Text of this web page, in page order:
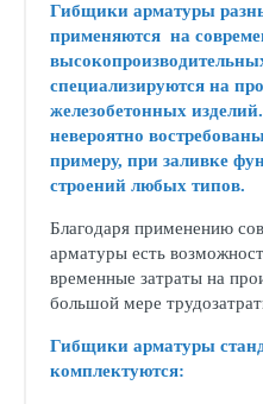
Гибщики арматуры
применяются на
специализируются на
железобетонных
невероятно
примеру, при заливке
строений любых типов.
Благодаря применению
арматуры есть
временные затраты на
большой мере
Гибщики арматуры
комплектуются: